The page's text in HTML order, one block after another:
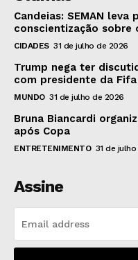
Candeias: SEMAN
conscientização sobre
CIDADES 31 de julho de 2026
Trump nega ter
com presidente da Fifa
MUNDO 31 de julho de 2026
Bruna Biancardi
após Copa
ENTRETENIMENTO 31 de
Assine